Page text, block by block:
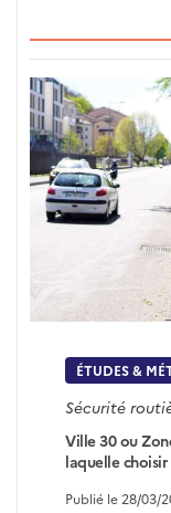
ÉTUDES &
Sécurité
Ville 30 ou
laquelle choisir
Publié le 28/03/